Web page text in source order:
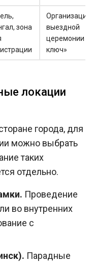
зона
Организация
выездной
церемонии
ключ»
локации
города, для
можно выбрать
таких
отдельно.
Проведение
во внутренних
с
Парадные